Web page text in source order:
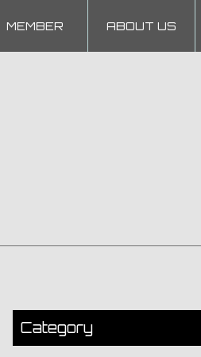
MEMBER ABOUT US
Category